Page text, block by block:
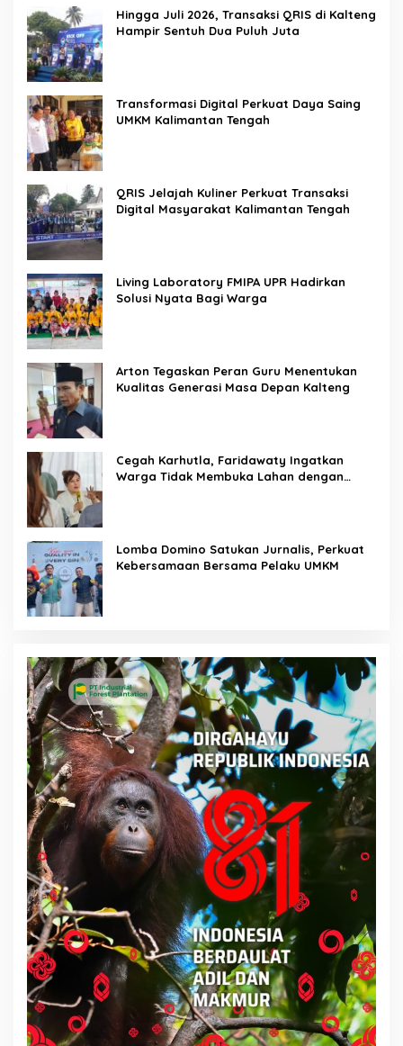
Hingga Juli 2026, Transaksi QRIS di Kalteng
Hampir Sentuh Dua Puluh Juta
Transformasi Digital Perkuat Daya Saing
UMKM Kalimantan Tengah
QRIS Jelajah Kuliner Perkuat Transaksi
Digital Masyarakat Kalimantan Tengah
Living Laboratory FMIPA UPR Hadirkan
Solusi Nyata Bagi Warga
Arton Tegaskan Peran Guru Menentukan
Kualitas Generasi Masa Depan Kalteng
Cegah Karhutla, Faridawaty Ingatkan
Warga Tidak Membuka Lahan dengan
Lomba Domino Satukan Jurnalis, Perkuat
Kebersamaan Bersama Pelaku UMKM